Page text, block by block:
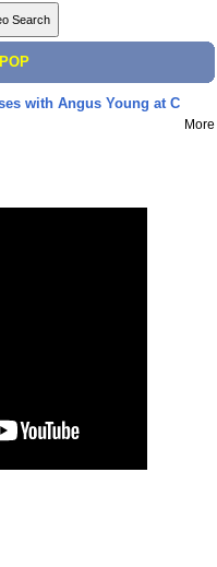
with Angus Young at C
More